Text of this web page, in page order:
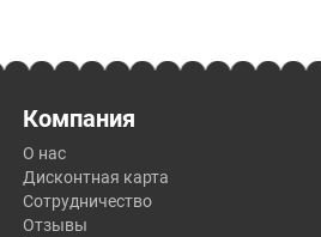
Компания
О нас
Дисконтная карта
Сотрудничество
Отзывы